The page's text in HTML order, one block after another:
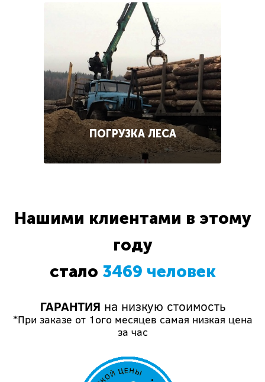
ПОГРУЗКА ЛЕСА
Нашими клиентами в этому
году
стало 3469 человек
ГАРАНТИЯ на низкую стоимость
*При заказе от 1ого месяцев самая низкая цена
за час